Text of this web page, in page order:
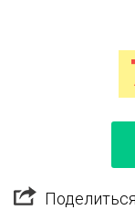
Поделиться